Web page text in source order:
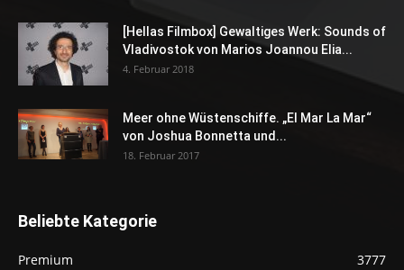
[Hellas Filmbox] Gewaltiges Werk: Sounds of
Vladivostok von Marios Joannou Elia...
4. Februar 2018
Meer ohne Wüstenschiffe. „El Mar La Mar“
von Joshua Bonnetta und...
18. Februar 2017
Beliebte Kategorie
Premium
3777